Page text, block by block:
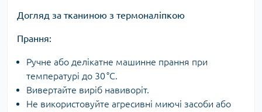
Догляд за тканиною з термоналіпкою
Прання:
Ручне або делікатне машинне прання при
температурі до 30 °C.
Вивертайте виріб навиворіт.
Не використовуйте агресивні миючі засоби або